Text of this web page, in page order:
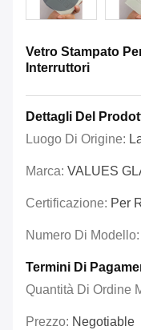
Vetro Stampato
Interruttori
Dettagli Del
Luogo Di Origine:
Marca: VALUES
Certificazione: Per
Numero Di Modello:
Termini Di
Quantità Di Ordine
Prezzo: Negotiable